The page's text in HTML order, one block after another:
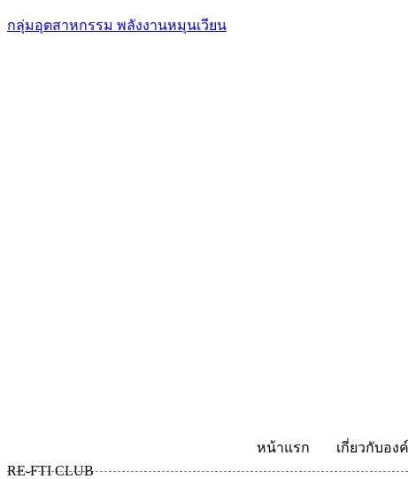
กลุ่มอุตสาหกรรม พลังงานหมุนเวียน
หน้าแรก เกี่ยวกับอง
RE-FTI CLUB